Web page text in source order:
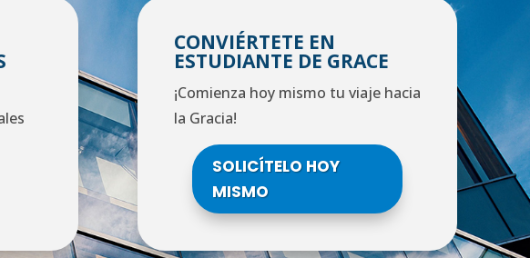
CONVIÉRTETE EN
ESTUDIANTE DE GRACE
¡Comienza hoy mismo tu viaje hacia
la Gracia!
SOLICÍTELO HOY
MISMO